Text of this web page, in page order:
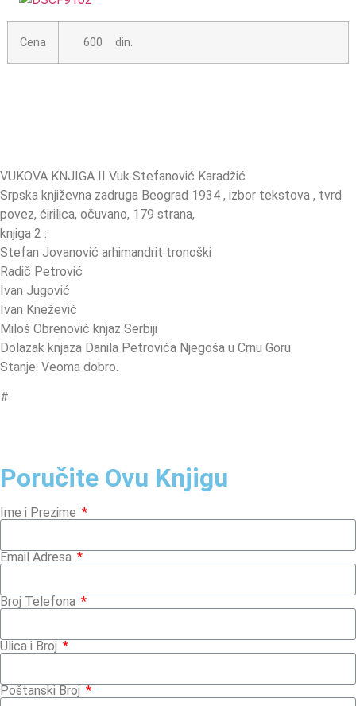
Cena 600 din.
VUKOVA KNJIGA II Vuk Stefanović Karadžić
Srpska književna zadruga Beograd 1934 , izbor tekstova , tvrd
povez, ćirilica, očuvano, 179 strana,
knjiga 2 :
Stefan Jovanović arhimandrit tronoški
Radič Petrović
Ivan Jugović
Ivan Knežević
Miloš Obrenović knjaz Serbiji
Dolazak knjaza Danila Petrovića Njegoša u Crnu Goru
Stanje: Veoma dobro.
#
Poručite Ovu Knjigu
Ime i Prezime
Email Adresa
Broj Telefona
Ulica i Broj
Poštanski Broj